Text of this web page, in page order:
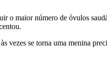
o maior número de óvulos
vezes se torna uma menina